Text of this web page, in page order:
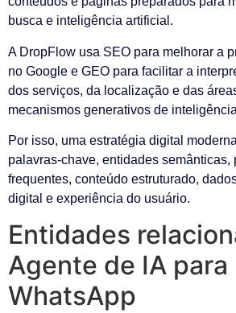
busca e inteligência artificial.
A DropFlow usa SEO para melhorar a
no Google e GEO para facilitar a
dos serviços, da localização e das
mecanismos generativos de
Por isso, uma estratégia digital
palavras-chave, entidades semânticas,
frequentes, conteúdo estruturado,
digital e experiência do usuário.
Entidades
Agente de IA para
WhatsApp